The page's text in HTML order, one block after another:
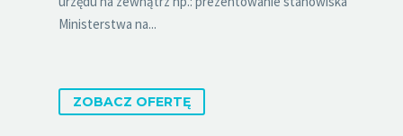
Ministerstwa na...
ZOBACZ OFERTĘ